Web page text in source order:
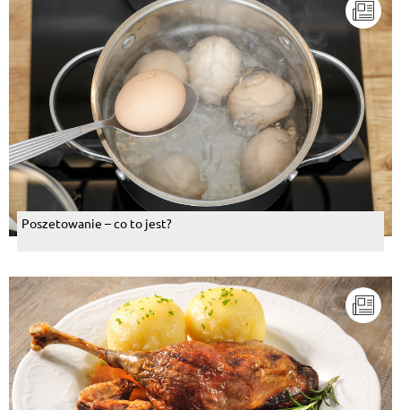
Poszetowanie – co to jest?